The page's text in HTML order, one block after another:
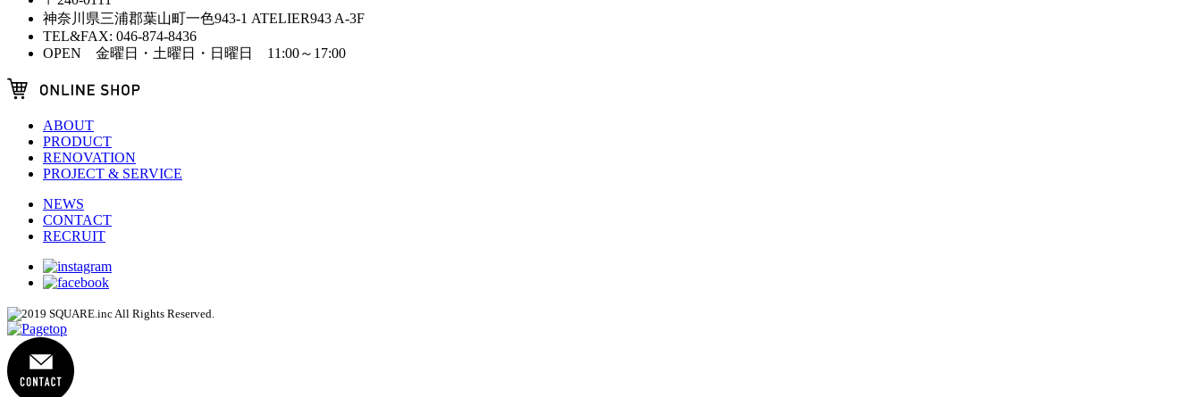
神奈川県三浦郡葉山町一色943-1 ATELIER943 A-3F
TEL&FAX: 046-874-8436
OPEN 金曜日・土曜日・日曜日 11:00～17:00
ABOUT
PRODUCT
RENOVATION
PROJECT & SERVICE
NEWS
CONTACT
RECRUIT